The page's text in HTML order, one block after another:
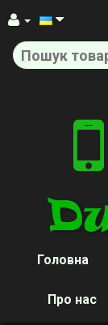
Головна
Про нас